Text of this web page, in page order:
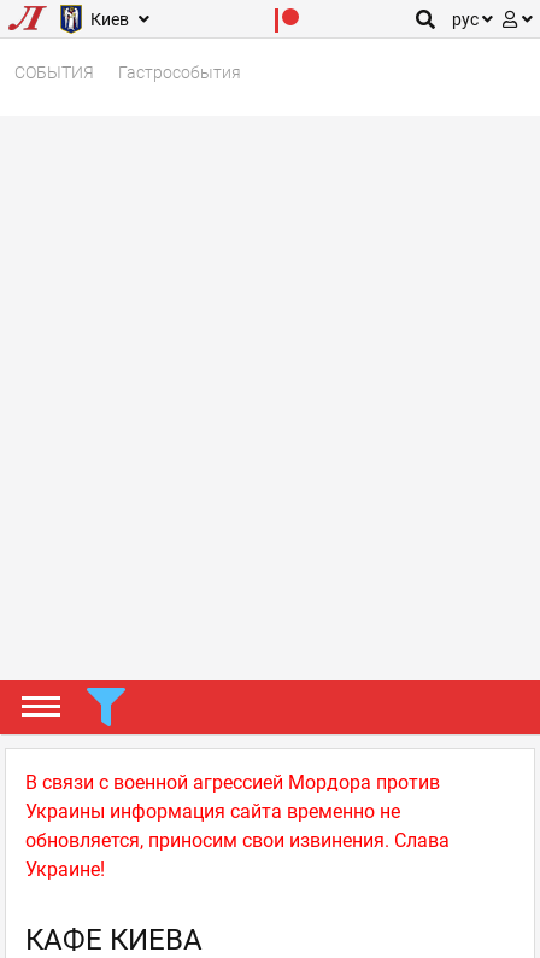
Киев рус
СОБЫТИЯ Гастрособытия
В связи с военной агрессией Мордора против
Украины информация сайта временно не
обновляется, приносим свои извинения. Слава
Украине!
КАФЕ КИЕВА